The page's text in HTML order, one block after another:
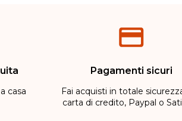
casa
Pagamenti sicuri
Fai acquisti in totale
carta di credito, Paypal o